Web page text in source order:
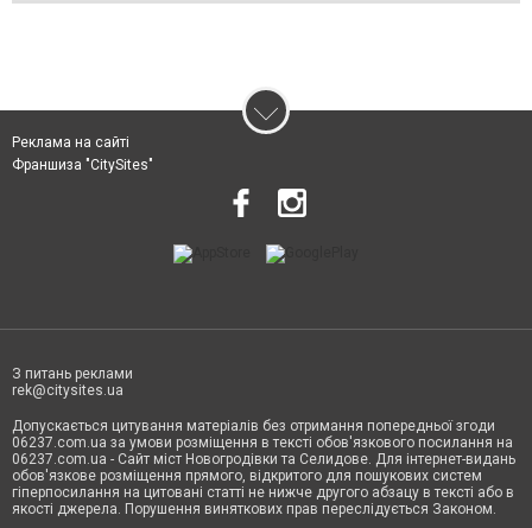
Реклама на сайті
Франшиза "CitySites"
З питань реклами
rek@citysites.ua
Допускається цитування матеріалів без отримання попередньої згоди
06237.com.ua за умови розміщення в тексті обов'язкового посилання на
06237.com.ua - Сайт міст Новогродівки та Селидове. Для інтернет-видань
обов'язкове розміщення прямого, відкритого для пошукових систем
гіперпосилання на цитовані статті не нижче другого абзацу в тексті або в
якості джерела. Порушення виняткових прав переслідується Законом.